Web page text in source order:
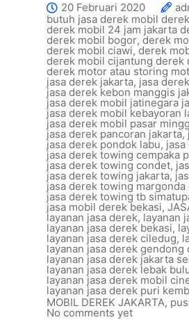
20 Februari 2020
butuh jasa derek mobil
derek mobil 24 jam jakarta
derek mobil bogor, derek
derek mobil ciawi,derek
derek mobil cijantung derek
derek motor atau storing
jasa derek jakarta, jasa
jasa derek kebon manggis
jasa derek mobil jatinegara
jasa derek mobil kebayoran
jasa derek mobil pasar
jasa derek pancoran jakarta,
jasa derek pondok labu,
jasa derek towing cempaka
jasa derek towing condet,
jasa derek towing jakarta,
jasa derek towing margonda
jasa derek towing tb
jasa mobil derek bekasi,
layanan jasa derek, layanan
layanan jasa derek bekasi,
layanan jasa derek ciledug,
layanan jasa derek gendong
layanan jasa derek jakarta
layanan jasa derek lebak
layanan jasa derek mobil
layanan jasa derek puri
MOBIL DEREK JAKARTA,
No comments yet